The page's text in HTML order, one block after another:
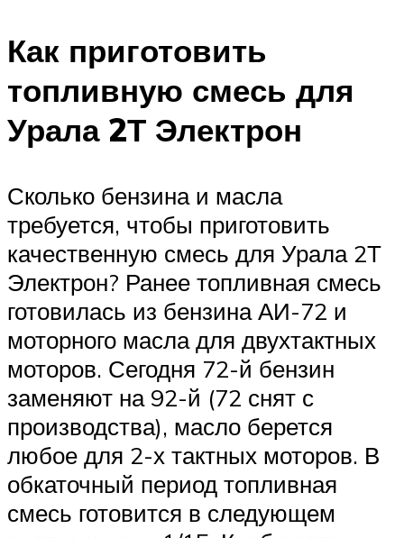
Как приготовить
топливную смесь для
Урала 2Т Электрон
Сколько бензина и масла
требуется, чтобы приготовить
качественную смесь для Урала 2Т
Электрон? Ранее топливная смесь
готовилась из бензина АИ-72 и
моторного масла для двухтактных
моторов. Сегодня 72-й бензин
заменяют на 92-й (72 снят с
производства), масло берется
любое для 2-х тактных моторов. В
обкаточный период топливная
смесь готовится в следующем